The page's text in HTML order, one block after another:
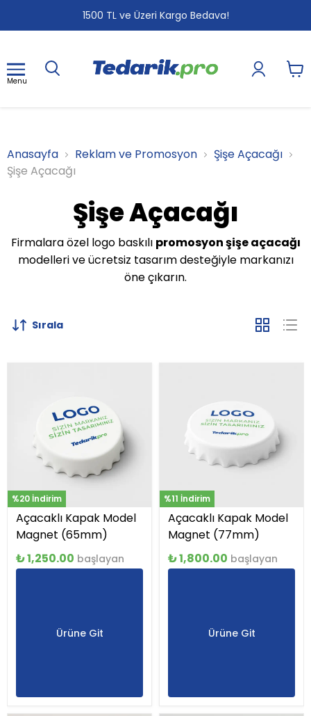
1500 TL ve Üzeri Kargo Bedava!
1 2
Menu
Anasayfa Reklam ve Promosyon
Şişe Açacağı
Şişe Açacağı
Şişe Açacağı
Firmalara özel logo baskılı promosyon şişe açacağı
modelleri ve ücretsiz tasarım desteğiyle markanızı
öne çıkarın.
Sırala
%20 İndirim
Açacaklı Kapak Model
Magnet (65mm)
₺ 1,250.00 başlayan
Ürüne Git
%11 İndirim
Açacaklı Kapak Model
Magnet (77mm)
₺ 1,800.00 başlayan
Ürüne Git